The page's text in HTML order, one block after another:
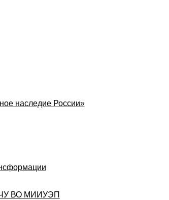
наследие России»
ВО МИИУЭП